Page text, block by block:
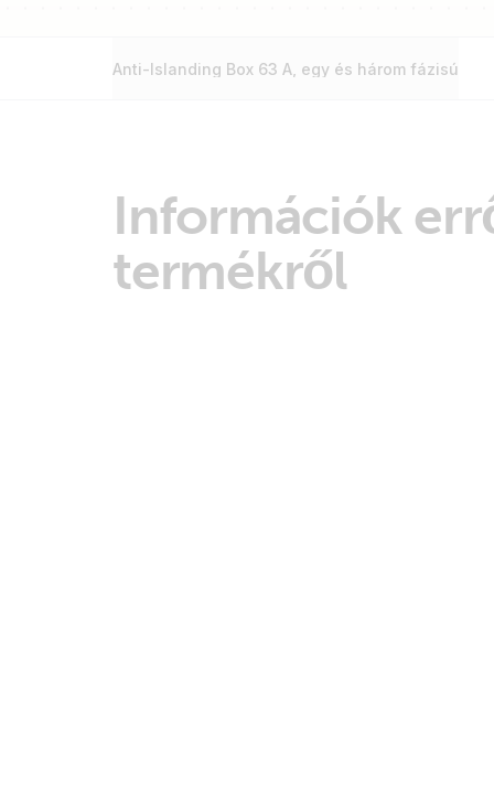
Anti-Islanding Box 63 A, egy és három fázisú
Információk
termékről